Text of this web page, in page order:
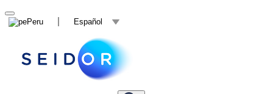
Peru Español